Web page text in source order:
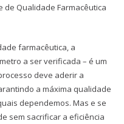
de Qualidade Farmacêutica
farmacêutica, a
a ser verificada – é um
deve aderir a
a máxima qualidade
dependemos. Mas e se
sem sacrificar a eficiência